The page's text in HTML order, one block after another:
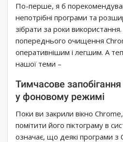
По-перше, я б
непотрібні програми та
зібрати за роки
попереднього очищення
оперативнішим і легшим. А
нашої теми –
Тимчасове
у фоновому режимі
Поки ви закрили вікно
помітити його піктограму в
означає, що деякі програми